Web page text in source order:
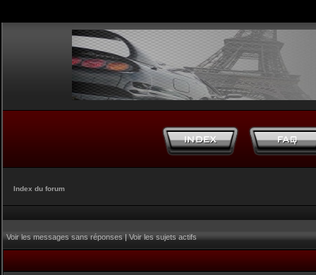
Index du forum
Voir les messages sans réponses|Voir les sujets actifs